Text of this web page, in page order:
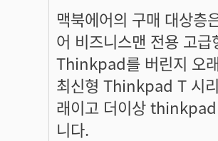
맥북에어의 구매 대상층
어 비즈니스맨 전용 고
Thinkpad를 버린지 오
최신형 Thinkpad T 시
래이고 더이상 thinkpad
니다.